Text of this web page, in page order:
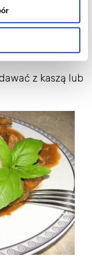
Ja z
dać trochę
się tworzy
z kaszą lub